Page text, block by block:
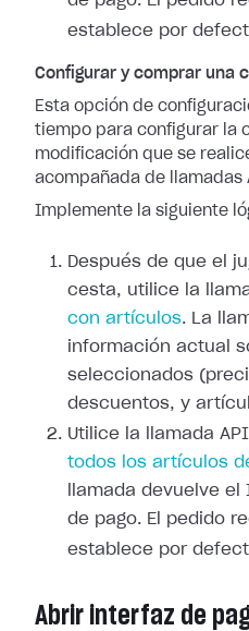
establece por
Configurar y comprar una
Esta opción de
tiempo para configurar la
modificación que se
acompañada de llamadas
Implemente la siguiente
Después de que el
cesta, utilice la
con artículos. La
información actual
seleccionados
descuentos, y
Utilice la llamada API
todos los artículos
llamada devuelve
de pago. El pedido
establece por
Abrir interfaz de